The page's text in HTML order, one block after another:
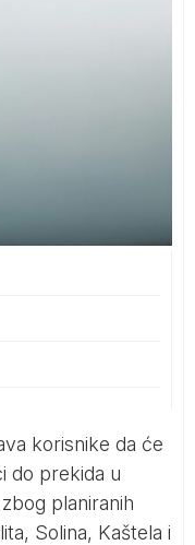
korisnike da će
do prekida u
planiranih
Solina, Kaštela i